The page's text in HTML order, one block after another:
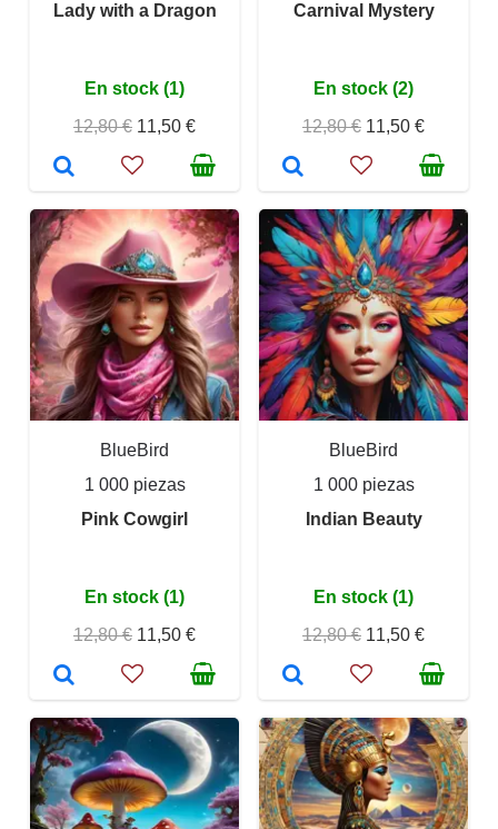
Lady with a Dragon
En stock (1)
12,80 € 11,50 €
Carnival Mystery
En stock (2)
12,80 € 11,50 €
BlueBird
1 000 piezas
Pink Cowgirl
En stock (1)
12,80 € 11,50 €
BlueBird
1 000 piezas
Indian Beauty
En stock (1)
12,80 € 11,50 €